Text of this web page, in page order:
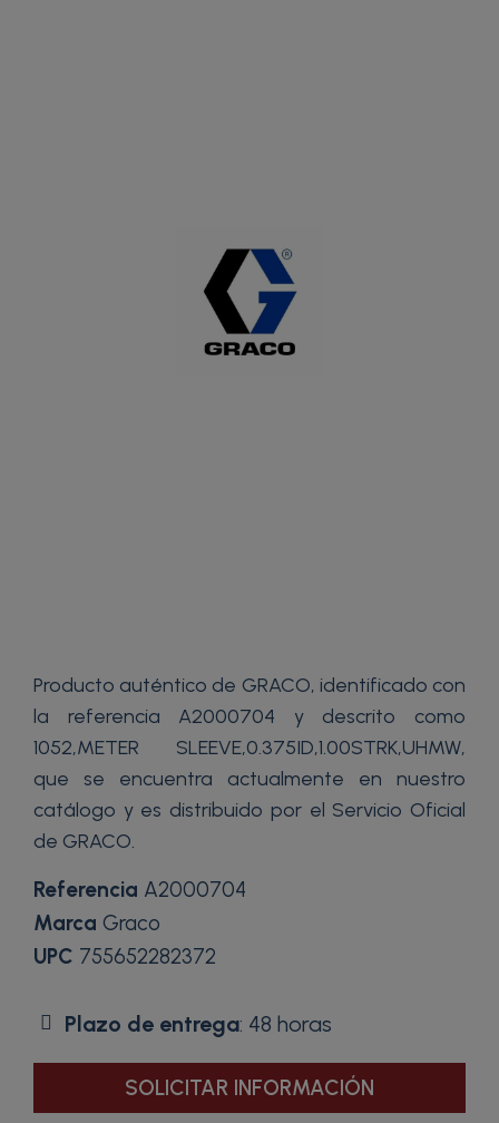
Producto auténtico de GRACO, identificado con
la referencia A2000704 y descrito como
1052,METER SLEEVE,0.375ID,1.00STRK,UHMW,
que se encuentra actualmente en nuestro
catálogo y es distribuido por el Servicio Oficial
de GRACO.
Referencia A2000704
Marca Graco
UPC 755652282372
Plazo de entrega: 48 horas
SOLICITAR INFORMACIÓN